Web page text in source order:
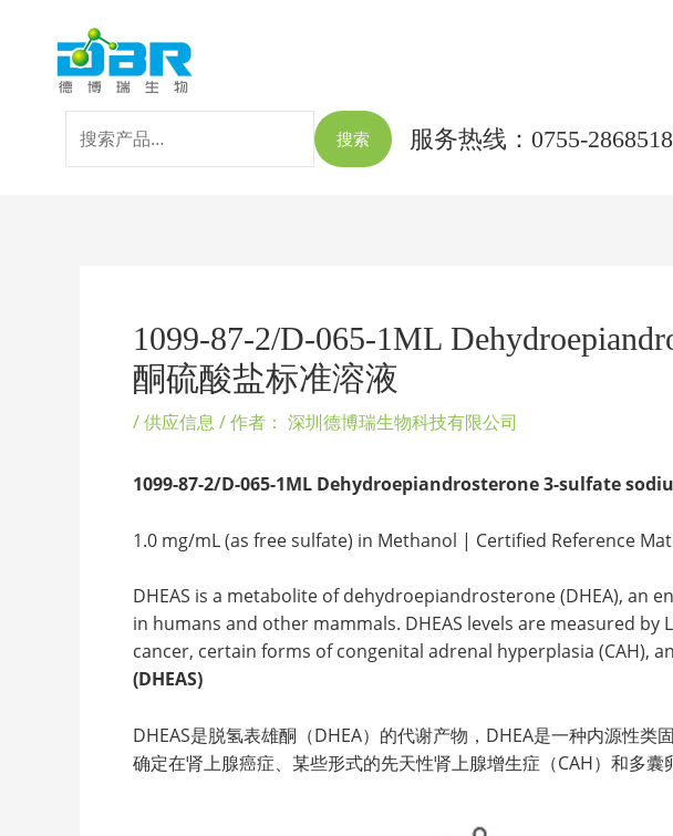
索：
搜索 服务热线：0755-
1099-87-2/D-065-1ML
酮硫酸盐标准溶液
/供应信息 / 作者： 深圳德博瑞生物科技有限公司
1099-87-2/D-065-1ML Dehydroepiandrosterone 3-sulfate
1.0 mg/mL (as free sulfate) in Methanol | Certified Reference
DHEAS is a metabolite of dehydroepiandrosterone (DHEA), an
in humans and other mammals. DHEAS levels are measured
cancer, certain forms of congenital adrenal hyperplasia (CAH),
(DHEAS)
DHEAS是脱氢表雄酮（DHEA）的代谢产物，DHEA是一种内源性
确定在肾上腺癌症、某些形式的先天性肾上腺增生症（CAH）和多囊